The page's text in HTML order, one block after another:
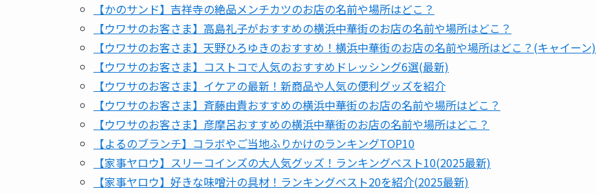
【かのサンド】吉祥寺の絶品メンチカツのお店の名前や場所はどこ？
【ウワサのお客さま】高島礼子がおすすめの横浜中華街のお店の名前や場所はどこ？
【ウワサのお客さま】天野ひろゆきのおすすめ！横浜中華街のお店の名前や場所はどこ？(キャイーン)
【ウワサのお客さま】コストコで人気のおすすめドレッシング6選(最新)
【ウワサのお客さま】イケアの最新！新商品や人気の便利グッズを紹介
【ウワサのお客さま】斉藤由貴おすすめの横浜中華街のお店の名前や場所はどこ？
【ウワサのお客さま】彦摩呂おすすめの横浜中華街のお店の名前や場所はどこ？
【よるのブランチ】コラボやご当地ふりかけのランキングTOP10
【家事ヤロウ】スリーコインズの大人気グッズ！ランキングベスト10(2025最新)
【家事ヤロウ】好きな味噌汁の具材！ランキングベスト20を紹介(2025最新)